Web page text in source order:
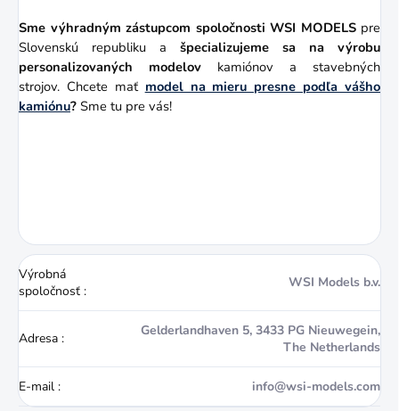
Sme výhradným zástupcom spoločnosti WSI MODELSpre
Slovenskú republiku a špecializujeme sa na výrobu
personalizovaných modelov kamiónov a stavebných
strojov. Chcete mať model na mieru presne podľa vášho
kamiónu? Sme tu pre vás!
Výrobná
spoločnosť :
WSI Models b.v.
Adresa :
Gelderlandhaven 5, 3433 PG Nieuwegein,
The Netherlands
E-mail : info@wsi-models.com